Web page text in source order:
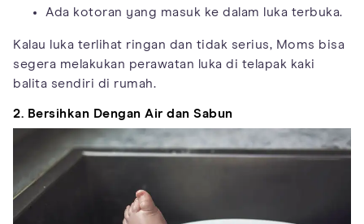
Ada kotoran yang masuk ke dalam luka terbuka.
Kalau luka terlihat ringan dan tidak serius, Moms bisa
segera melakukan perawatan luka di telapak kaki
balita sendiri di rumah.
2. Bersihkan Dengan Air dan Sabun